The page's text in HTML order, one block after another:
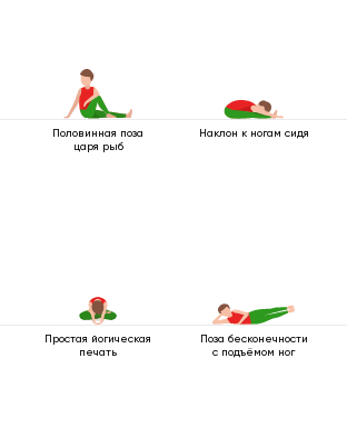
Половинная поза
царя рыб
Наклон к ногам сидя
Простая йогическая
печать
Поза бесконечности
с подъёмом ног